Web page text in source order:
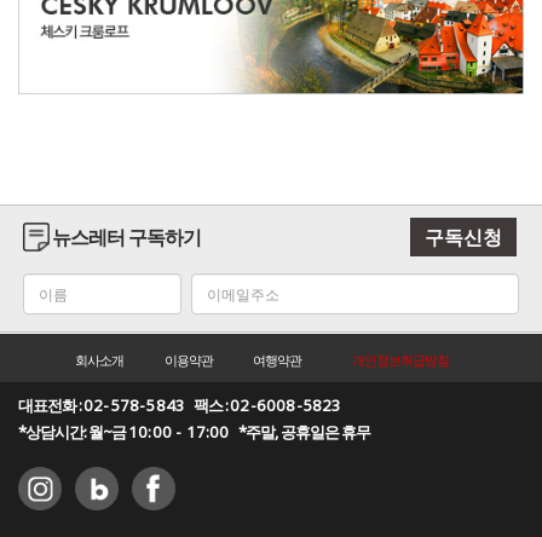
뉴스레터 구독하기 구독신청
회사소개 이용약관 여행약관 개인정보취급방침
대표전화 :02-578-5843 팩스 :02-6008-5823
*상담시간: 월~금10:00 - 17:00 *주말, 공휴일은 휴무